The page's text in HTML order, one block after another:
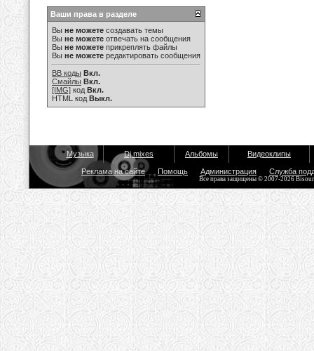
Ваши права в разделе
Вы не можете создавать темы
Вы не можете отвечать на сообщения
Вы не можете прикреплять файлы
Вы не можете редактировать сообщения
BB коды Вкл.
Смайлы Вкл.
[IMG] код Вкл.
HTML код Выкл.
Музыка Dj mixes Альбомы Видеоклипы
Реклама на сайте Помощь Администрация Служба
Все права защищены © 2007-2026